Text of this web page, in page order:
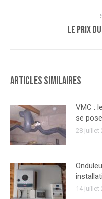
Le prix
Articles similaires
VMC :
se
28 juillet
14 juillet